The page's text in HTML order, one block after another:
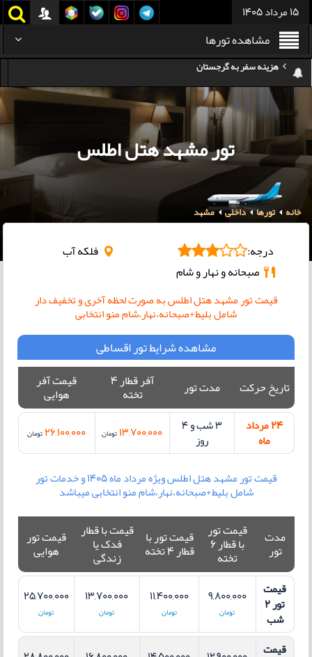
15 مرداد 1405
مشاهده تورها
هزینه سفر به تایلند
کدام هواپیمایی کدام ترمینال مهرآباد؟
استرداد بلیط هواپیما در شرایط جنگی
هزینه تفریحات استانبول ۲۰۲۵
سفر به ارمنستان | دیدنی‌ها و تجربیات جذاب
معرفی بهترین غذاهای محلی و خیابانی دبی
هزینه سفر به گرجستان
تور مشهد هتل اطلس
خانه تورها داخلی مشهد
درجه:
فلکه آب
صبحانه و نهار و شام
قیمت تور مشهد هتل اطلس به صورت لحظه آخری و تخفیف دار
شامل بلیط+صبحانه،نهار،شام منو انتخابی
مشاهده شرایط تور اقساطی
تاریخ حرکت مدت تور آفر قطار 4
تخته
قیمت آفر
هوایی
24 مرداد
ماه
3 شب و 4
روز 13,700,000 تومان 26,100,000تومان
قیمت تور مشهد هتل اطلس ویژه مرداد ماه 1405 و خدمات تور
شامل بلیط+صبحانه،نهار،شام منو انتخابی میباشد
مدت
تور
قیمت تور
با قطار 6
تخته
قیمت تور با
قطار 4 تخته
قیمت با قطار
فدک یا
زندگی
قیمت تور
هوایی
قیمت
تور 2
شب
9,800,000
تومان
11,400,000
تومان
13,700,000
تومان
25,700,000
تومان
قیمت